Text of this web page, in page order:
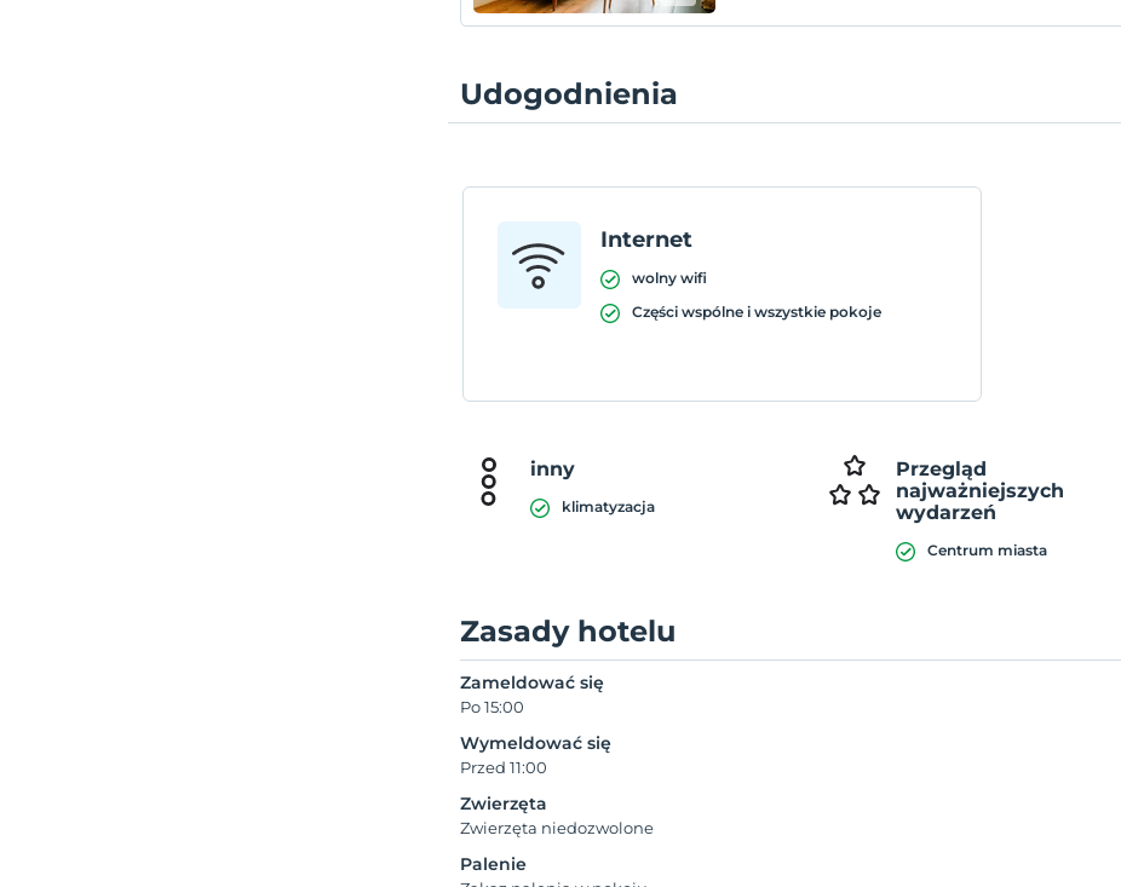
Udogodnienia
Internet
wolny wifi
Części wspólne i wszystkie pokoje
inny
klimatyzacja
Przegląd
najważniejszych
wydarzeń
Centrum miasta
Zasady hotelu
Zameldować się
Po 15:00
Wymeldować się
Przed 11:00
Zwierzęta
Zwierzęta niedozwolone
Palenie